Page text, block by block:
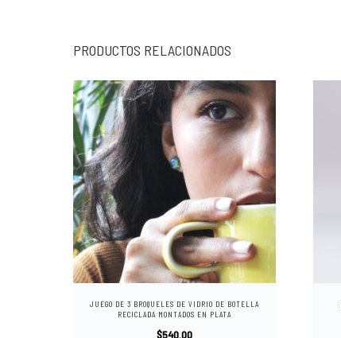
PRODUCTOS RELACIONADOS
JUEGO DE 3 BROQUELES DE VIDRIO DE BOTELLA
RECICLADA MONTADOS EN PLATA
$540.00
E
s
t
e